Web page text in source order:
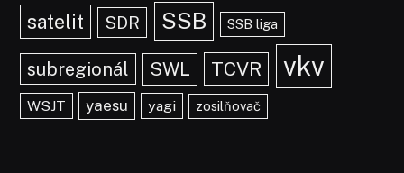
satelit SDR SSB SSB liga
subregionál SWL TCVR vkv
WSJT yaesu yagi zosilňovač